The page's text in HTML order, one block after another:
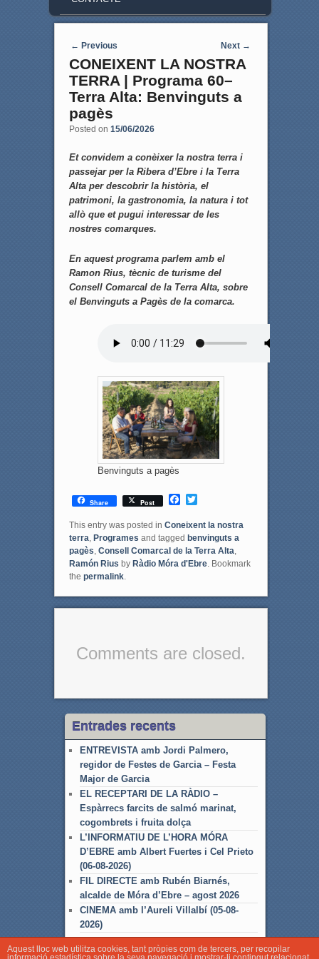
Post navigation
← Previous Next →
CONEIXENT LA NOSTRA
TERRA | Programa 60–
Terra Alta: Benvinguts a
pagès
Posted on 15/06/2026
Et convidem a conèixer la nostra terra i
passejar per la Ribera d’Ebre i la Terra
Alta per descobrir la història, el
patrimoni, la gastronomia, la natura i tot
allò que et pugui interessar de les
nostres comarques.
En aquest programa parlem amb el
Ramon Rius, tècnic de turisme del
Consell Comarcal de la Terra Alta, sobre
el Benvinguts a Pagès de la comarca.
Benvinguts a pagès
Share Post
F
c
e
b
o
o
T
i
t
t
e
r
This entry was posted in Coneixent la nostra
terra, Programes and tagged benvinguts a
pagès, Consell Comarcal de la Terra Alta,
Ramón Rius by Ràdio Móra d'Ebre. Bookmark
the permalink.
Comments are closed.
Entrades recents
ENTREVISTA amb Jordi Palmero,
regidor de Festes de Garcia – Festa
Major de Garcia
EL RECEPTARI DE LA RÀDIO –
Espàrrecs farcits de salmó marinat,
cogombrets i fruita dolça
L’INFORMATIU DE L’HORA MÓRA
D’EBRE amb Albert Fuertes i Cel Prieto
(06-08-2026)
FIL DIRECTE amb Rubén Biarnés,
alcalde de Móra d’Ebre – agost 2026
CINEMA amb l’Aureli Villalbí (05-08-
2026)
Aquest lloc web utilitza cookies, tant pròpies com de tercers, per recopilar